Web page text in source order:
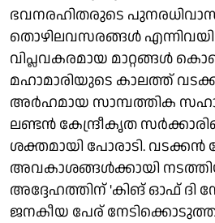
ഭവനരഹിതരുടെ
തൊഴിലവസരങ്ങള്‍
വിപ്ലവകരമായ മാറ്റങ്ങള്‍
മഹാമാരിയുടെ കാലത്ത്
അര്‍ഹമായ സാമ്പത്തിക
ലണ്ടന്‍ കേന്ദ്രീകൃത
ശക്തമായി പോരാടി.
അവകാശങ്ങള്‍ക്കായി
അദ്ദേഹത്തിന് 'കിങ് ഓഫ് ദി
ജനകീയ പേര്